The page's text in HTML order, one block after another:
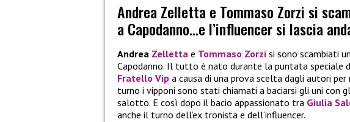
Andrea Zelletta e Tommaso Zorzi si
a Capodanno…e l’influencer si lascia
Andrea Zelletta e Tommaso Zorzi si sono scambiati
Capodanno. Il tutto è nato durante la puntata speciale
Fratello Vip a causa di una prova scelta dagli autori per
turno i vipponi sono stati chiamati a baciarsi gli uni con
salotto. E così dopo il bacio appassionato tra Giulia
anche il turno dell’ex tronista e dell’influencer.